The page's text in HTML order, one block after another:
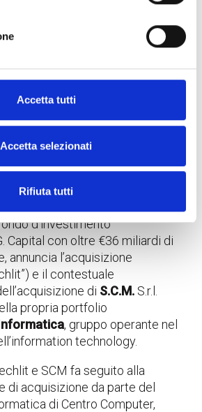
Accetta tutti
Accetta selezionati
Rifiuta tutti
da parte del gruppo
di ampliare l’offerta
consolidando il
sistemi di comunicazione
d’investimento
Capital con oltre €36 miliardi di
annuncia l’acquisizione
e il contestuale
di S.C.M.S.r.l.
propria portfolio
, gruppo operante nel
technology.
e SCM fa seguito alla
di acquisizione da parte del
di Centro Computer,